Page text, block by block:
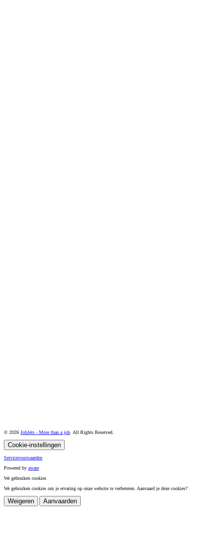
© 2026 JobJets - More than a job . All Rights Reserved.
Cookie-instellingen
Servicevoorwaarden
Powered by aware
We gebruiken cookies
We gebruiken cookies om je ervaring op onze website te verbeteren. Aanvaard je deze cookies?
Weigeren Aanvaarden